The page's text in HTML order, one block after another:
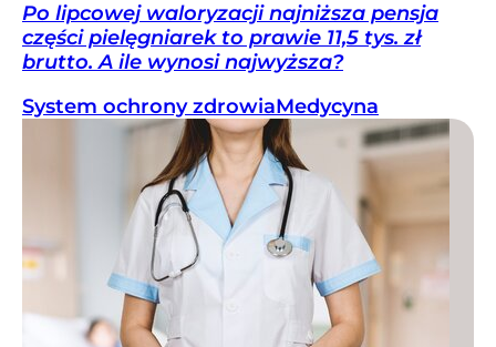
Po lipcowej waloryzacji najniższa pensja
części pielęgniarek to prawie 11,5 tys. zł
brutto. A ile wynosi najwyższa?
System ochrony zdrowiaMedycyna